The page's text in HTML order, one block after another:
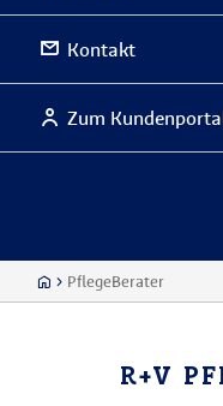
Kontakt
Zum
PflegeBerater
R+V